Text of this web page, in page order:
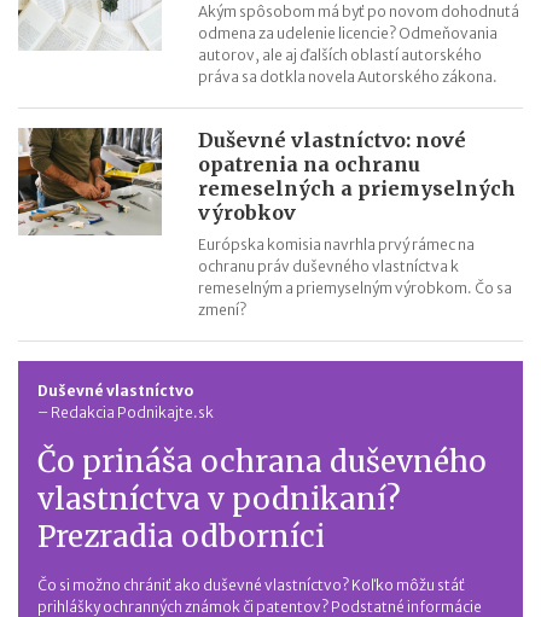
Akým spôsobom má byť po novom dohodnutá
odmena za udelenie licencie? Odmeňovania
autorov, ale aj ďalších oblastí autorského
práva sa dotkla novela Autorského zákona.
Duševné vlastníctvo: nové
opatrenia na ochranu
remeselných a priemyselných
výrobkov
Európska komisia navrhla prvý rámec na
ochranu práv duševného vlastníctva k
remeselným a priemyselným výrobkom. Čo sa
zmení?
Duševné vlastníctvo
– Redakcia Podnikajte.sk
Čo prináša ochrana duševného
vlastníctva v podnikaní?
Prezradia odborníci
Čo si možno chrániť ako duševné vlastníctvo? Koľko môžu stáť
prihlášky ochranných známok či patentov? Podstatné informácie